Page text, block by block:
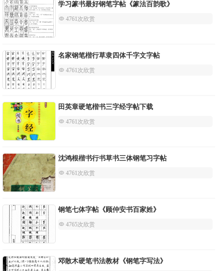
学习篆书最好钢笔字帖《篆法百韵歌》
 4761次欣赏
名家钢笔楷行草隶四体千字文字帖
 4761次欣赏
田英章硬笔楷书三字经字帖下载
 4761次欣赏
沈鸿根楷书行书草书三体钢笔习字帖
 4761次欣赏
钢笔七体字帖《顾仲安书百家姓》
 4765次欣赏
邓散木硬笔书法教材《钢笔字写法》